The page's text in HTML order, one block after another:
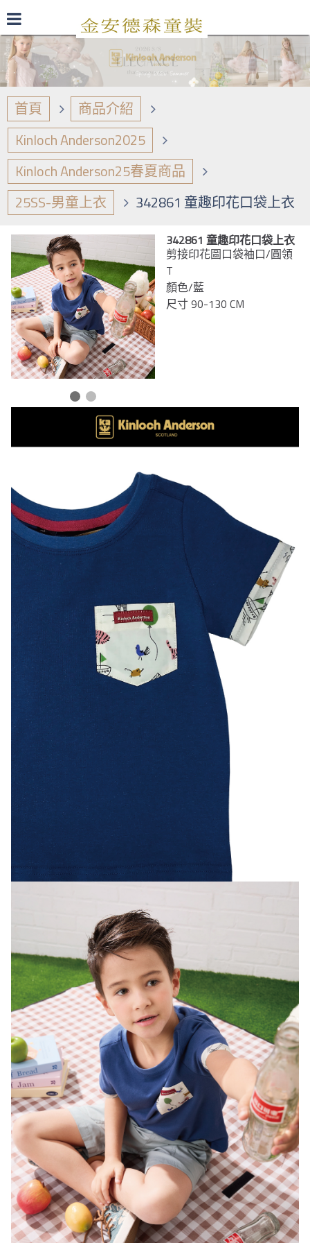
最新型錄 品牌日誌 商品介紹
首頁
商品介紹
Kinloch Anderson2025
Kinloch Anderson25春夏商品
25SS-男童上衣
342861 童趣印花口袋上衣
342861 童趣印花口袋上衣
剪接印花圖口袋袖口/圓領
T
顏色/藍
尺寸 90-130 CM